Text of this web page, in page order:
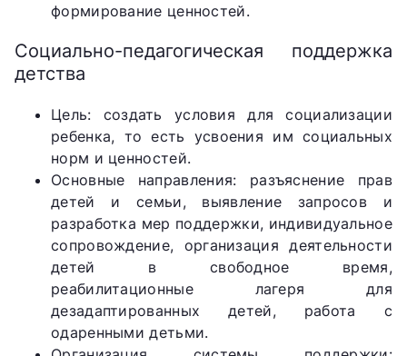
формирование ценностей.
Социально-педагогическая поддержка
детства
Цель: создать условия для социализации
ребенка, то есть усвоения им социальных
норм и ценностей.
Основные направления: разъяснение прав
детей и семьи, выявление запросов и
разработка мер поддержки, индивидуальное
сопровождение, организация деятельности
детей в свободное время,
реабилитационные лагеря для
дезадаптированных детей, работа с
одаренными детьми.